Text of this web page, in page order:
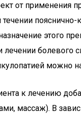
от применения
этого
болевого
можно
к лечению
массаж). В